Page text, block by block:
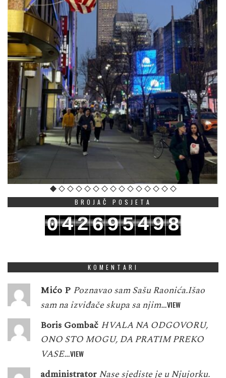
BROJAČ POSJETA
042695498
KOMENTARI
Mićo P Poznavao sam Sašu Raonića.Išao
sam na izviđače skupa sa njim…VIEW
Boris Gombač HVALA NA ODGOVORU,
ONO STO MOGU, DA PRATIM PREKO
VASE…VIEW
administrator Nase sjediste je u Njujorku.